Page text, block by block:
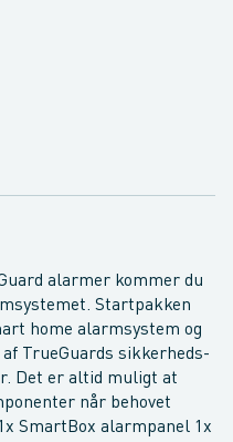
alarmer kommer du
Startpakken
home alarmsystem og
TrueGuards sikkerheds-
Det er altid muligt at
når behovet
SmartBox alarmpanel 1x